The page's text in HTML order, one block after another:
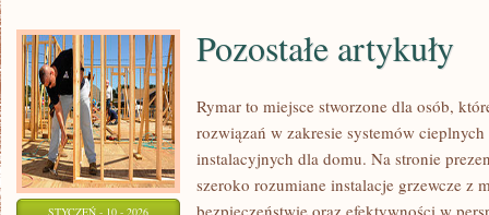
STYCZEŃ - 10 - 2026
Pozostałe artykuły
Rymar to miejsce stworzone dla osób,
rozwiązań w zakresie systemów
instalacyjnych dla domu. Na stronie
szeroko rozumiane instalacje grzewcze z
bezpieczeństwie oraz efektywności w